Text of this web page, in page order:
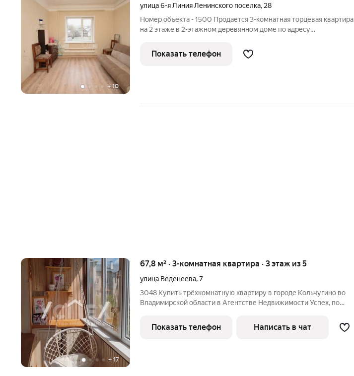
+ 10
улица 6-я Линия Ленинского поселка, 28
Номер объекта - 1500 Продается 3-комнатная торцевая квартира
на 2 этаже в 2-этажном деревянном доме по адресу
поселка, 28. В квартире установлен газовый котёл, что дает
большое преимущество
Показать телефон
+ 17
67,8 м² · 3-комнатная квартира · 3 этаж из 5
улица Веденеева,7
3048 Купить трёхкомнатную квартиру в городе Кольчугино во
Владимирской области в Агентстве Недвижимости Успех, по
этажного панельного дома, угловая, но теплая .Площадью общая
67,8 кв.м., жилая
Показать телефон Написать в чат